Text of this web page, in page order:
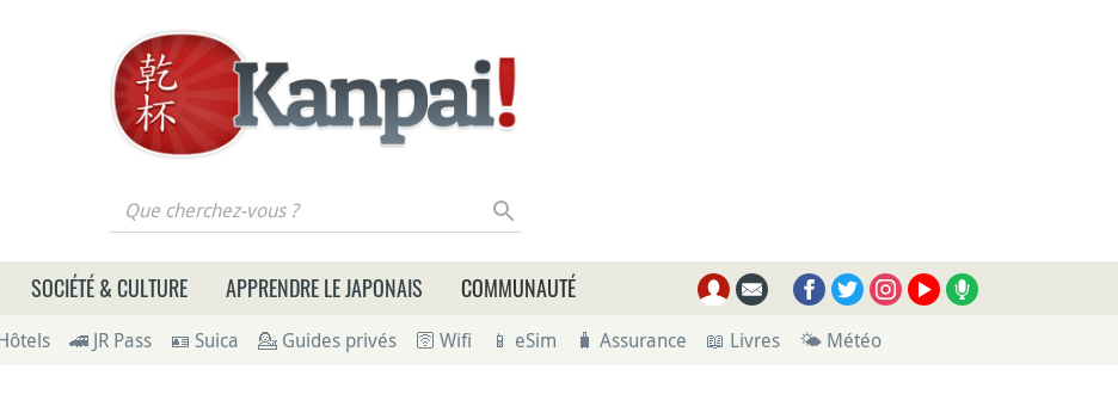
Que cherchez-vous ?
SOCIÉTÉ & CULTURE APPRENDRE LE JAPONAIS COMMUNAUTÉ
🚄 JR Pass 🪪 Suica 💁 Guides privés 🛜 Wifi 📱 eSim 🧳 Assurance 📖 Livres 🌤 Météo